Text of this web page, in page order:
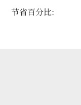
节省百分比: